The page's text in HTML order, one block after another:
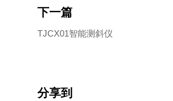
下一篇
TJCX01智能测斜仪
分享到